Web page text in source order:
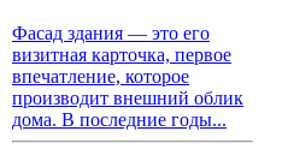
Фасад здания — это его
визитная карточка, первое
впечатление, которое
производит внешний облик
дома. В последние годы...